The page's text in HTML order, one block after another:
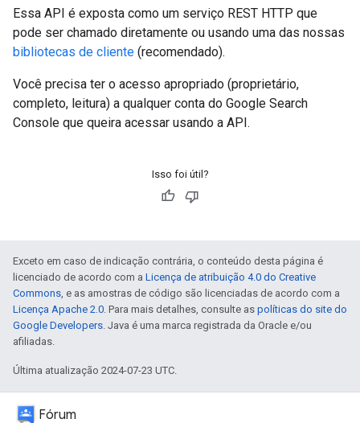
Essa API é exposta como um serviço REST HTTP que
pode ser chamado diretamente ou usando uma das nossas
bibliotecas de cliente (recomendado).
Você precisa ter o acesso apropriado (proprietário,
completo, leitura) a qualquer conta do Google Search
Console que queira acessar usando a API.
Isso foi útil?
Exceto em caso de indicação contrária, o conteúdo desta página é
licenciado de acordo com a Licença de atribuição 4.0 do Creative
Commons, e as amostras de código são licenciadas de acordo com a
Licença Apache 2.0. Para mais detalhes, consulte as políticas do site do
Google Developers. Java é uma marca registrada da Oracle e/ou
afiliadas.
Última atualização 2024-07-23 UTC.
Fórum